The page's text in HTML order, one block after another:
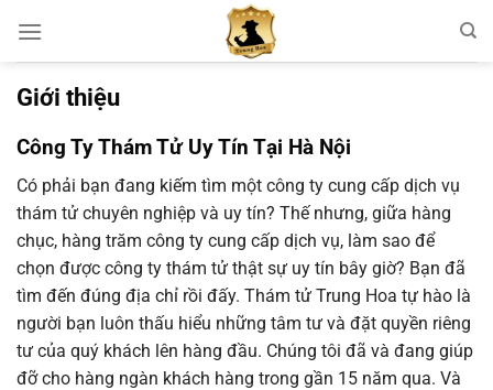
đến
nội
dungGiới thiệu
Công Ty Thám Tử Uy Tín Tại Hà Nội
Có phải bạn đang kiếm tìm một công ty cung cấp dịch vụ
thám tử chuyên nghiệp và uy tín? Thế nhưng, giữa hàng
chục, hàng trăm công ty cung cấp dịch vụ, làm sao để
chọn được công ty thám tử thật sự uy tín bây giờ? Bạn đã
tìm đến đúng địa chỉ rồi đấy. Thám tử Trung Hoa tự hào là
người bạn luôn thấu hiểu những tâm tư và đặt quyền riêng
tư của quý khách lên hàng đầu. Chúng tôi đã và đang giúp
đỡ cho hàng ngàn khách hàng trong gần 15 năm qua. Và